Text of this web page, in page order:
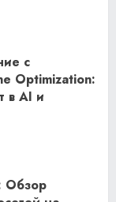
с
Optimization:
в AI и
Обзор